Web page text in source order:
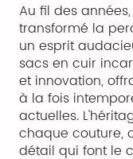
Au fil des
transformé la
un esprit
sacs en cuir
et innovation,
à la fois
actuelles.
chaque couture,
détail qui font le